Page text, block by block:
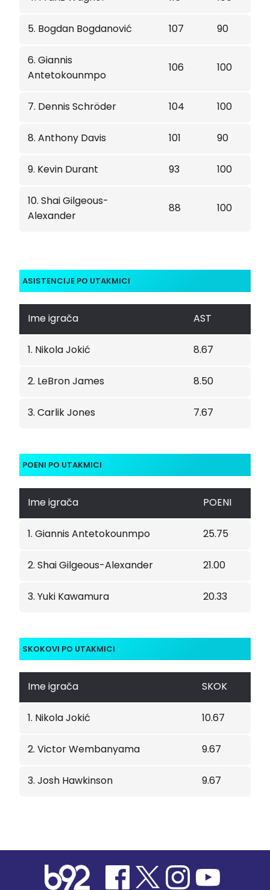
5. Bogdan Bogdanović 107 90
6. Giannis
Antetokounmpo
106 100
7. Dennis Schröder 104 100
8. Anthony Davis 101 90
9. Kevin Durant 93 100
10. Shai Gilgeous-
Alexander
88 100
ASISTENCIJE PO UTAKMICI
Ime igrača AST
1. Nikola Jokić 8.67
2. LeBron James 8.50
3. Carlik Jones 7.67
POENI PO UTAKMICI
Ime igrača POENI
1. Giannis Antetokounmpo 25.75
2. Shai Gilgeous-Alexander 21.00
3. Yuki Kawamura 20.33
SKOKOVI PO UTAKMICI
Ime igrača SKOK
1. Nikola Jokić 10.67
2. Victor Wembanyama 9.67
3. Josh Hawkinson 9.67